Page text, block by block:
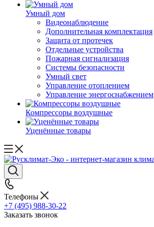
Умный дом
Видеонаблюдение
Дополнительная комплектация
Защита от протечек
Отдельные устройства
Пожарная сигнализация
Системы безопасности
Умный свет
Управление отоплением
Управление энергоснабжением
Компрессоры воздушные
Уценённые товары
Телефоны
+7 (495) 988-30-22
Заказать звонок